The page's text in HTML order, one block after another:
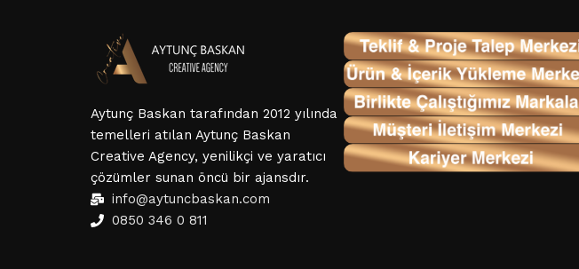
Aytunç Baskan tarafından 2012 yılında
temelleri atılan Aytunç Baskan
Creative Agency, yenilikçi ve yaratıcı
çözümler sunan öncü bir ajansdır.
info@aytuncbaskan.com
0850 346 0 811